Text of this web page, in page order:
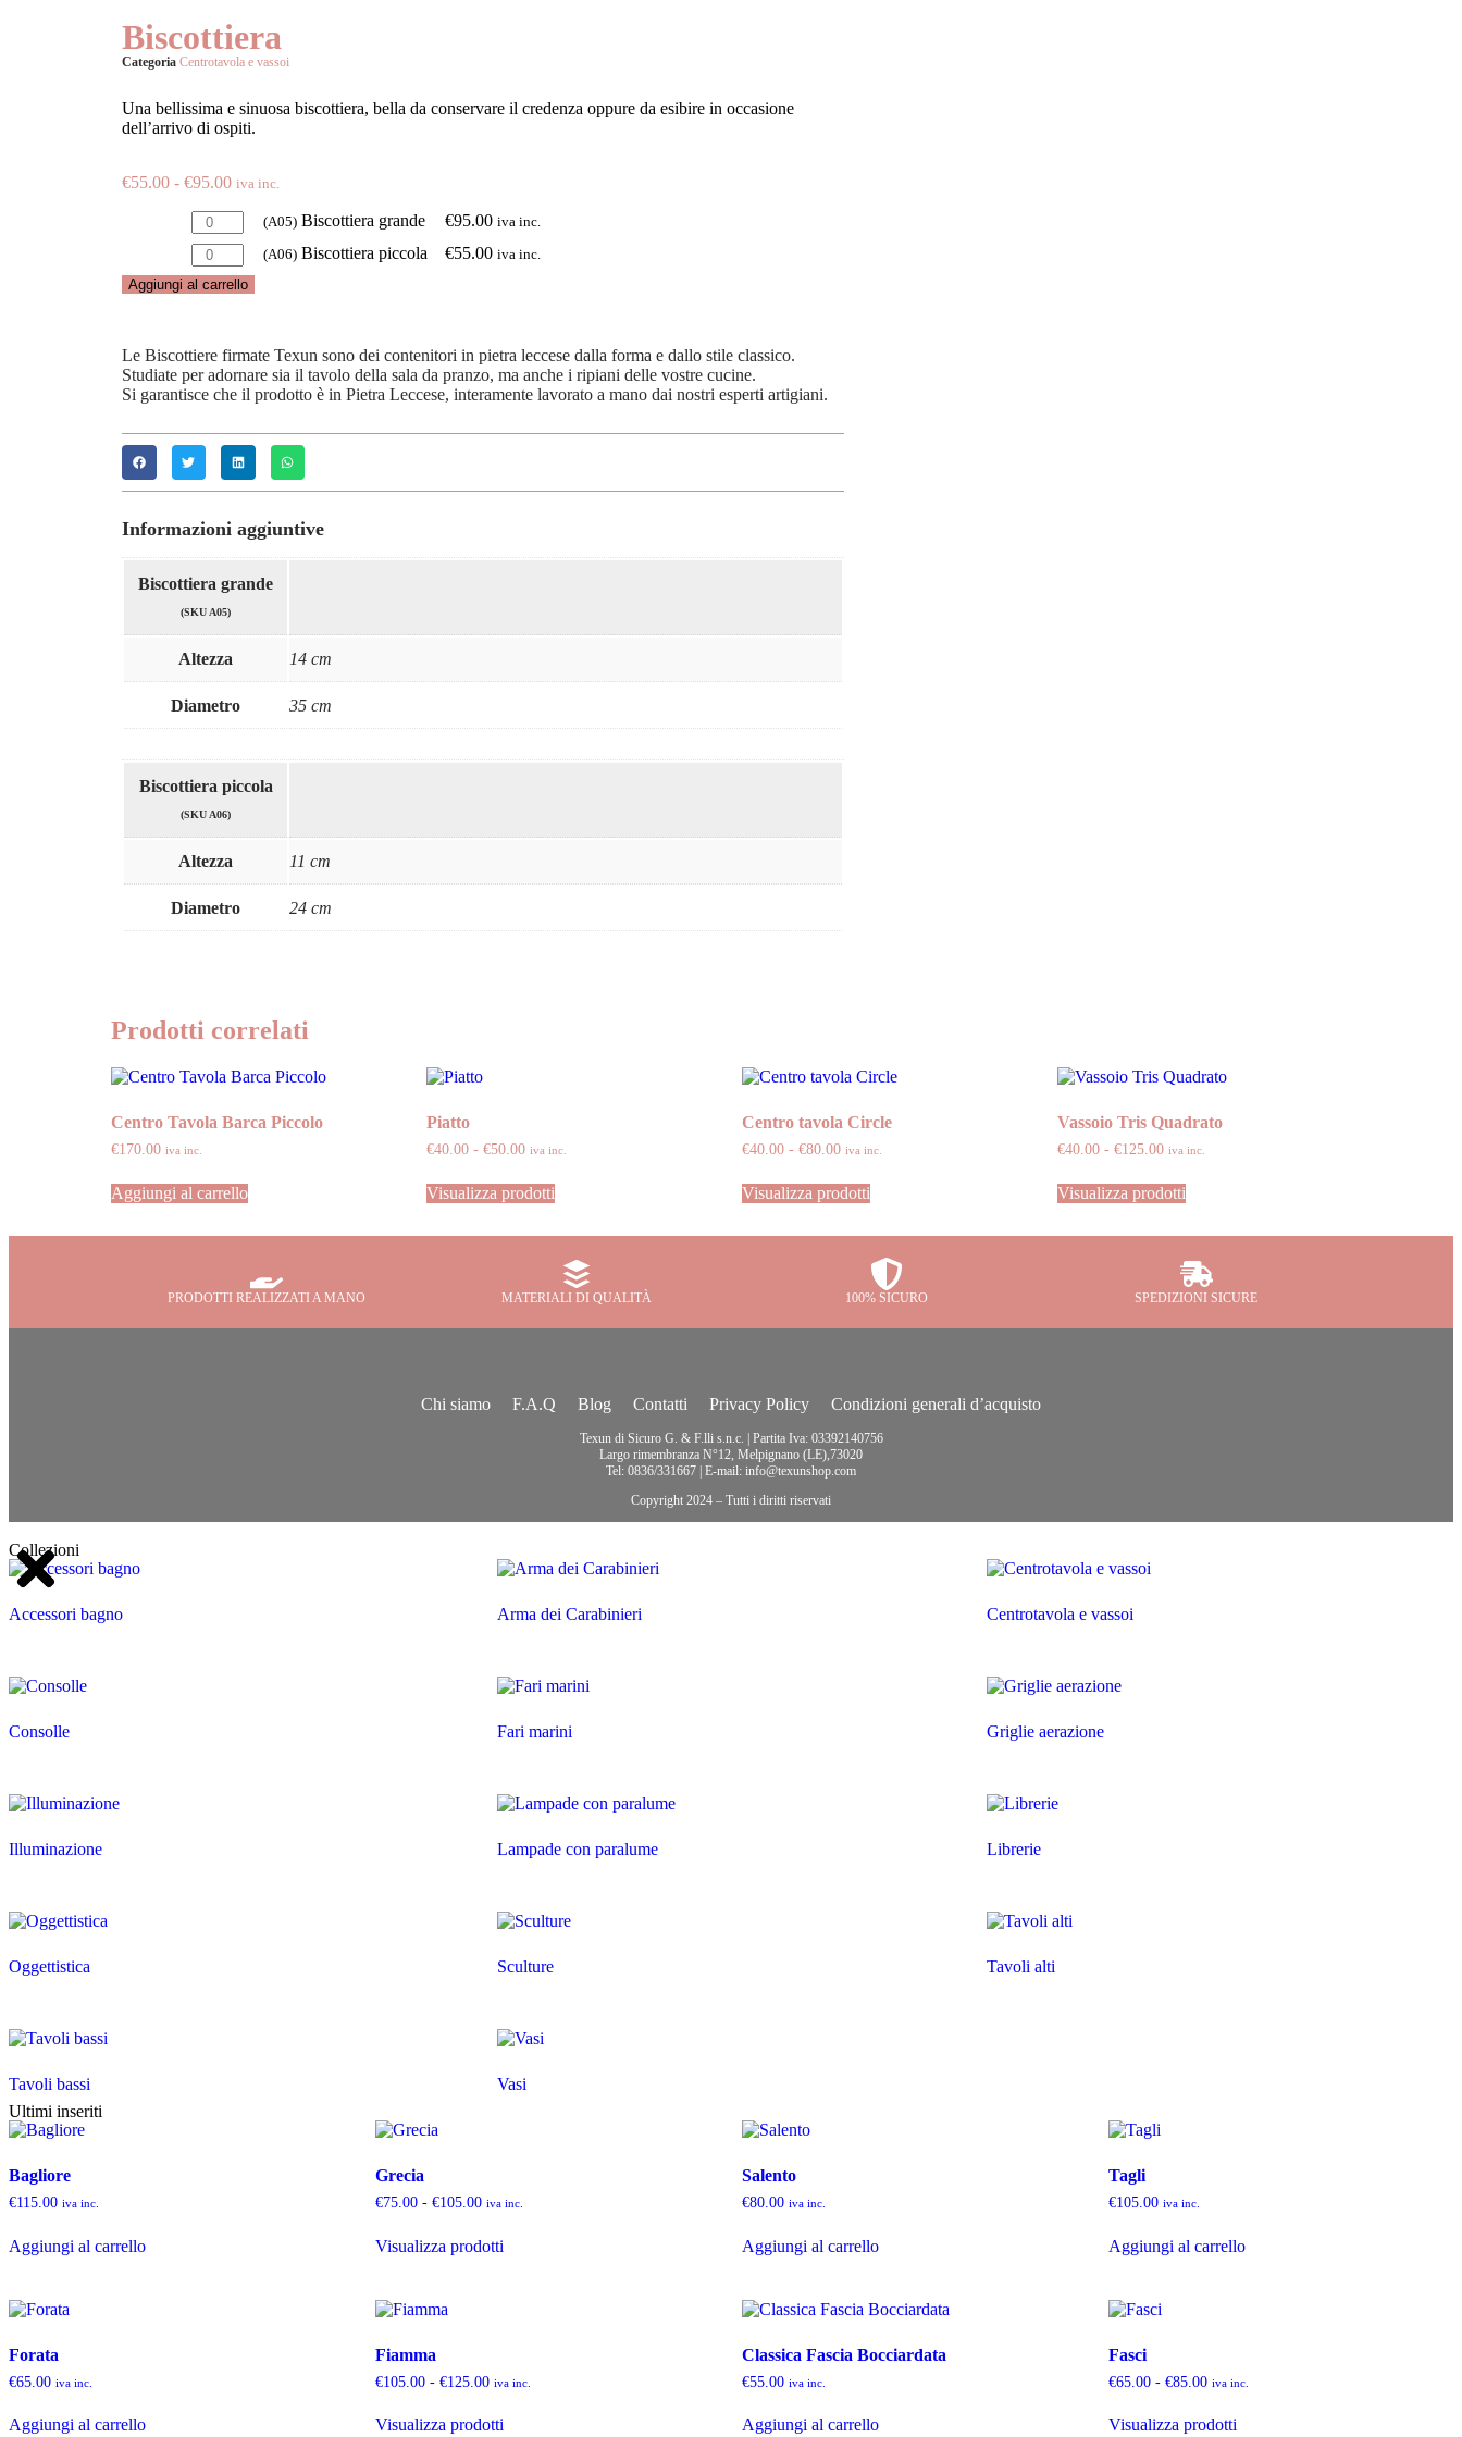
Biscottiera
Categoria Centrotavola e vassoi
Una bellissima e sinuosa biscottiera, bella da conservare il credenza oppure da esibire in occasione
dell’arrivo di ospiti.
€55.00 - €95.00 iva inc.
(A05) Biscottiera grande €95.00 iva inc.
(A06) Biscottiera piccola €55.00 iva inc.
Aggiungi al carrello
Le Biscottiere firmate Texun sono dei contenitori in pietra leccese dalla forma e dallo stile classico.
Studiate per adornare sia il tavolo della sala da pranzo, ma anche i ripiani delle vostre cucine.
Si garantisce che il prodotto è in Pietra Leccese, interamente lavorato a mano dai nostri esperti artigiani.
Informazioni aggiuntive
Biscottiera grande
(SKU A05)
Altezza 14 cm
Diametro 35 cm
Biscottiera piccola
(SKU A06)
Altezza 11 cm
Diametro 24 cm
Prodotti correlati
Centro Tavola Barca Piccolo
€170.00 iva inc.
Aggiungi al carrello
Piatto
€40.00 - €50.00 iva inc.
Visualizza prodotti
Centro tavola Circle
€40.00 - €80.00 iva inc.
Visualizza prodotti
Vassoio Tris Quadrato
€40.00 - €125.00 iva inc.
Visualizza prodotti
PRODOTTI REALIZZATI A MANO MATERIALI DI QUALITÀ 100% SICURO SPEDIZIONI SICURE
Chi siamo F.A.Q Blog Contatti Privacy Policy Condizioni generali d’acquisto
Texun di Sicuro G. & F.lli s.n.c. | Partita Iva: 03392140756
Largo rimembranza N°12, Melpignano (LE),73020
Tel: 0836/331667 | E-mail: info@texunshop.com
Copyright 2024 – Tutti i diritti riservati
Collezioni
Accessori bagno Arma dei Carabinieri Centrotavola e vassoi
Consolle Fari marini Griglie aerazione
Illuminazione Lampade con paralume Librerie
Oggettistica Sculture Tavoli alti
Tavoli bassi
Vasi
Ultimi inseriti
Bagliore
€115.00 iva inc.
Aggiungi al carrello
Grecia
€75.00 - €105.00 iva inc.
Visualizza prodotti
Salento
€80.00 iva inc.
Aggiungi al carrello
Tagli
€105.00 iva inc.
Aggiungi al carrello
Forata
€65.00 iva inc.
Aggiungi al carrello
Fiamma
€105.00 - €125.00 iva inc.
Visualizza prodotti
Classica Fascia Bocciardata
€55.00 iva inc.
Aggiungi al carrello
Fasci
€65.00 - €85.00 iva inc.
Visualizza prodotti